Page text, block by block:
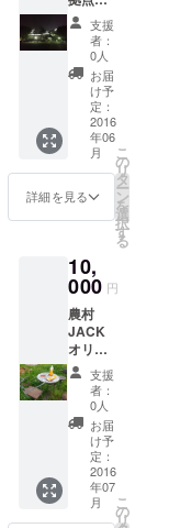
キャベ
ツやカ
ブなど
アブラ
ナ科野
菜を中
心に 7
月〜：
トマト
やトウ
モロコ
月〜：
サツマ
イモな
ど、秋
野菜と
アブラ
ナ科野
熊本エ
リアの
立ち上
げに使
わせて
頂く寄
付型チ
ケット
です。
メン
バーが
熊本の
面白ス
を取材
し、記
事化し
て公開
しま
す。 そ
の際、
記事中
に名前
のクレ
ジット
と、購
入者限
定メイ
キング
支援
者：
0人
お届
け予
定：
2016
年06
月
詳細を見る
こ
の
リ
タ
ー
ン
を
選
択
す
る
10,
000 円
農村
JACK
オリジ
ナルス
テッ
カー
（現在
作成
中）
と、農
JACK
支援
者：
0人
お届
け予
定：
2016
年07
月
こ
の
リ